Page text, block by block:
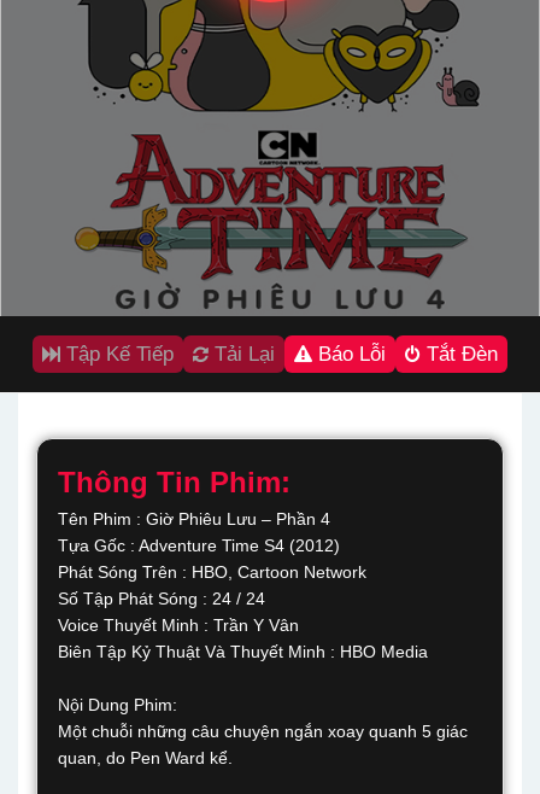
Tập Kế Tiếp Tải Lại Báo Lỗi Tắt Đèn
Thông Tin Phim:
Tên Phim : Giờ Phiêu Lưu – Phần 4
Tựa Gốc : Adventure Time S4 (2012)
Phát Sóng Trên : HBO, Cartoon Network
Số Tập Phát Sóng : 24 / 24
Voice Thuyết Minh : Trần Y Vân
Biên Tập Kỷ Thuật Và Thuyết Minh : HBO Media
Nội Dung Phim:
Một chuỗi những câu chuyện ngắn xoay quanh 5 giác
quan, do Pen Ward kể.